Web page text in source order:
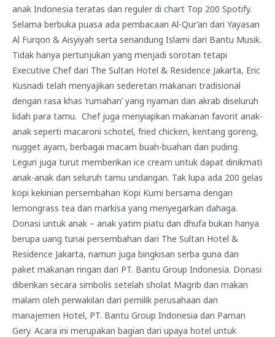
anak Indonesia teratas dan reguler di chart Top 200 Spotify.
Selama berbuka puasa ada pembacaan Al-Qur’an dari Yayasan
Al Furqon & Aisyiyah serta senandung Islami dari Bantu Musik.
Tidak hanya pertunjukan yang menjadi sorotan tetapi
Executive Chef dari The Sultan Hotel & Residence Jakarta, Eric
Kusnadi telah menyajikan sederetan makanan tradisional
dengan rasa khas ‘rumahan’ yang nyaman dan akrab diseluruh
lidah para tamu. Chef juga menyiapkan makanan favorit anak-
anak seperti macaroni schotel, fried chicken, kentang goreng,
nugget ayam, berbagai macam buah-buahan dan puding.
Leguri juga turut memberikan ice cream untuk dapat dinikmati
anak-anak dan seluruh tamu undangan. Tak lupa ada 200 gelas
kopi kekinian persembahan Kopi Kumi bersama dengan
lemongrass tea dan markisa yang menyegarkan dahaga.
Donasi untuk anak – anak yatim piatu dan dhufa bukan hanya
berupa uang tunai persembahan dari The Sultan Hotel &
Residence Jakarta, namun juga bingkisan serba guna dan
paket makanan ringan dari PT. Bantu Group Indonesia. Donasi
diberikan secara simbolis setelah sholat Magrib dan makan
malam oleh perwakilan dari pemilik perusahaan dan
manajemen Hotel, PT. Bantu Group Indonesia dan Paman
Gery. Acara ini merupakan bagian dari upaya hotel untuk